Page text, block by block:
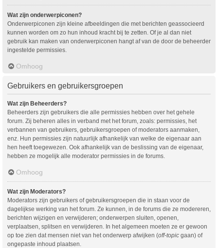
Wat zijn onderwerpiconen?
Onderwerpiconen zijn kleine afbeeldingen die met berichten geassocieerd
kunnen worden om zo hun inhoud kracht bij te zetten. Of je al dan niet
gebruik kan maken van onderwerpiconen hangt af van de door de beheerder
ingestelde permissies.
Omhoog
Gebruikers en gebruikersgroepen
Wat zijn Beheerders?
Beheerders zijn gebruikers die alle permissies hebben over het gehele
forum. Zij beheren alles in verband met het forum, zoals: permissies, het
verbannen van gebruikers, gebruikersgroepen of moderators aanmaken,
enz. Hun permissies zijn natuurlijk afhankelijk van welke de eigenaar aan
hen heeft toegewezen. Ook afhankelijk van de beslissing van de eigenaar,
hebben ze mogelijk alle moderator permissies in de forums.
Omhoog
Wat zijn Moderators?
Moderators zijn gebruikers of gebruikersgroepen die in staan voor de
dagelijkse werking van het forum. Ze kunnen, in de forums die ze modereren,
berichten wijzigen en verwijderen; onderwerpen sluiten, openen,
verplaatsen, splitsen en verwijderen. In het algemeen moeten ze er gewoon
op toe zien dat mensen niet van het onderwerp afwijken (off-topic gaan) of
ongepaste inhoud plaatsen.